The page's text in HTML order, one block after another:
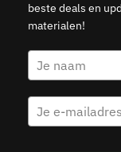
beste deals en
materialen!